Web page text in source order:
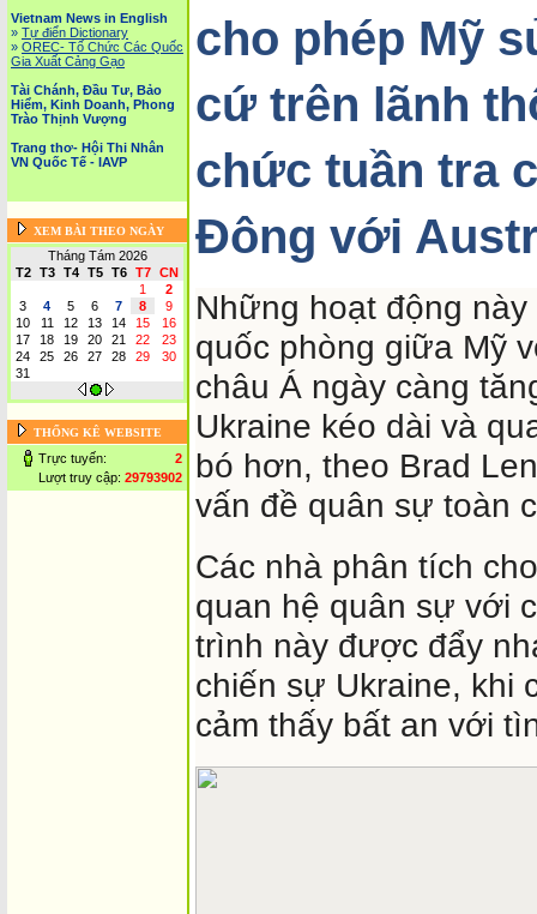
Vietnam News in English
» Tự điển Dictionary
» OREC- Tố Chức Các Quốc
Gia Xuất Cảng Gạo
Tài Chánh, Đầu Tư, Bảo
Hiểm, Kinh Doanh, Phong
Trào Thịnh Vượng
Trang thơ- Hội Thi Nhân
VN Quốc Tế - IAVP
XEM BÀI THEO NGÀY
Tháng Tám 2026
T2
T3 T4 T5 T6 T7
CN
1
2
3
4 5 6 7 8
9
10
11 12 13 14 15
16
17
18 19 20 21 22
23
24
25 26 27 28 29
30
31
THỐNG KÊ WEBSITE
Trực tuyến:
2
Lượt truy cập: 29793902
cho phép Mỹ
cứ trên lãnh
chức tuần tra
Đông với
Những hoạt động
quốc phòng giữa Mỹ
châu Á ngày càng
Ukraine kéo dài và
bó hơn, theo Brad
vấn đề quân sự toàn
Các nhà phân tích
quan hệ quân sự với
trình này được đẩy
chiến sự Ukraine, khi
cảm thấy bất an với